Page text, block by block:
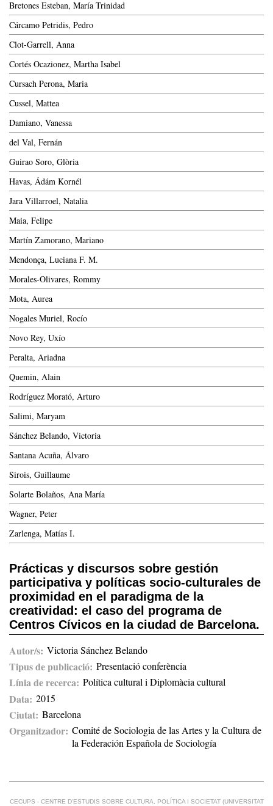
Prácticas y discursos sobre gestión
participativa y políticas socio-culturales de
proximidad en el paradigma de la
creatividad: el caso del programa de
Centros Cívicos en la ciudad de Barcelona.
Autor/s Victoria Sánchez Belando
Tipus de publicació Presentació conferència
Línia de recerca Política cultural i Diplomàcia cultural
Data 2015
Ciutat Barcelona
Organitzador Comité de Sociologia de las Artes y la Cultura de
la Federación Española de Sociología
Bretones Esteban, María Trinidad
Cárcamo Petridis, Pedro
Clot-Garrell, Anna
Cortés Ocazionez, Martha Isabel
Cursach Perona, Maria
Cussel, Mattea
Damiano, Vanessa
del Val, Fernán
Guirao Soro, Glòria
Havas, Ádám Kornél
Jara Villarroel, Natalia
Maia, Felipe
Martín Zamorano, Mariano
Mendonça, Luciana F. M.
Morales-Olivares, Rommy
Mota, Aurea
Nogales Muriel, Rocío
Novo Rey, Uxío
Peralta, Ariadna
Quemin, Alain
Rodríguez Morató, Arturo
Salimi, Maryam
Sánchez Belando, Victoria
Santana Acuña, Álvaro
Sirois, Guillaume
Solarte Bolaños, Ana María
Wagner, Peter
Zarlenga, Matías I.
CECUPS - CENTRE D’ESTUDIS SOBRE CULTURA, POLÍTICA I SOCIETAT (UNIVERSITAT